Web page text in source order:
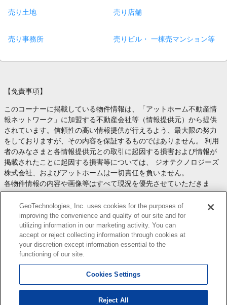
売り土地 売り店舗
売り事務所 売りビル・ 一棟売マンション等
【免責事項】
このコーナーに掲載している物件情報は、「アットホーム不動産情
報ネットワーク」に加盟する不動産会社等（情報提供元）から提供
されています。信頼性の高い情報提供が行えるよう、最大限の努力
をしておりますが、その内容を保証するものではありません。 利用
者のみなさまと各情報提供元との取引に起因する損害および情報が
掲載されたことに起因する損害等については、 ジオテクノロジーズ
株式会社、およびアットホームは一切責任を負いません。
各物件情報の内容や画像等はすべて現況を優先させていただきま
す。
お取引等（お取引の準備、資金調達等を含みます）の際には、内容
や契約条件等について、 各情報提供元より十分な説明を受け、ご自
身でご確認の上、判断してください。
このコーナーへの物件情報のご掲載、その他不動産業務ソリューシ
ョン等についての不動産会社様のお問合せはこちら
します。
Copyright(c) At Home Co.,Ltd. このサイトに掲載している情報の無断転載を禁止します。著作権
GeoTechnologies, Inc. uses cookies for the purposes of
improving the convenience and quality of our site and for
utilizing information in our marketing activity. You can
accept or reject collecting information through cookies at
your discretion except information essential to the
functioning of our site.
Cookies Settings
Reject All